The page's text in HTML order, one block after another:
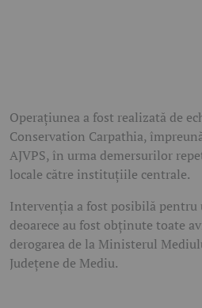
Operațiunea a fost realizată de
Conservation Carpathia,
AJVPS, în urma demersurilor
locale către instituțiile centrale.
Intervenția a fost posibilă pentru
deoarece au fost obținute toate
derogarea de la Ministerul
Județene de Mediu.